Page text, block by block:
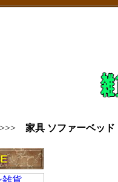
家具 ソファーベッド